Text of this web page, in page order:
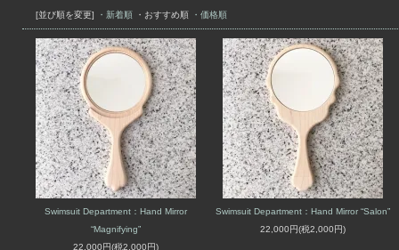
[並び順を変更] ・新着順 ・おすすめ順 ・価格順
Swimsuit Department：Hand Mirror
“Magnifying”
22,000円(税2,000円)
Swimsuit Department：Hand Mirror “Salon”
22,000円(税2,000円)